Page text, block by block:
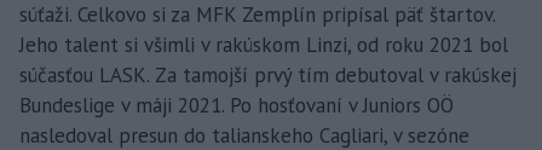
súťaži. Celkovo si za MFK Zemplín pripísal päť štartov.
Jeho talent si všimli v rakúskom Linzi, od roku 2021 bol
súčasťou LASK. Za tamojší prvý tím debutoval v rakúskej
Bundeslige v máji 2021. Po hosťovaní v Juniors OÖ
nasledoval presun do talianskeho Cagliari, v sezóne